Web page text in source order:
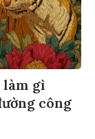
làm gì
công